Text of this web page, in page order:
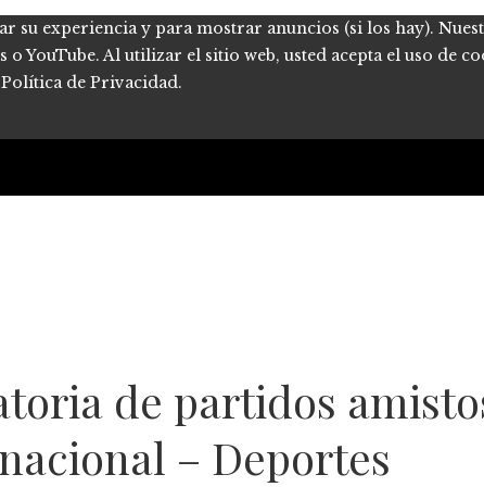
su experiencia y para mostrar anuncios (si los hay).
YouTube. Al utilizar el sitio web, usted acepta el uso de
de Privacidad.
de partidos
– Deportes